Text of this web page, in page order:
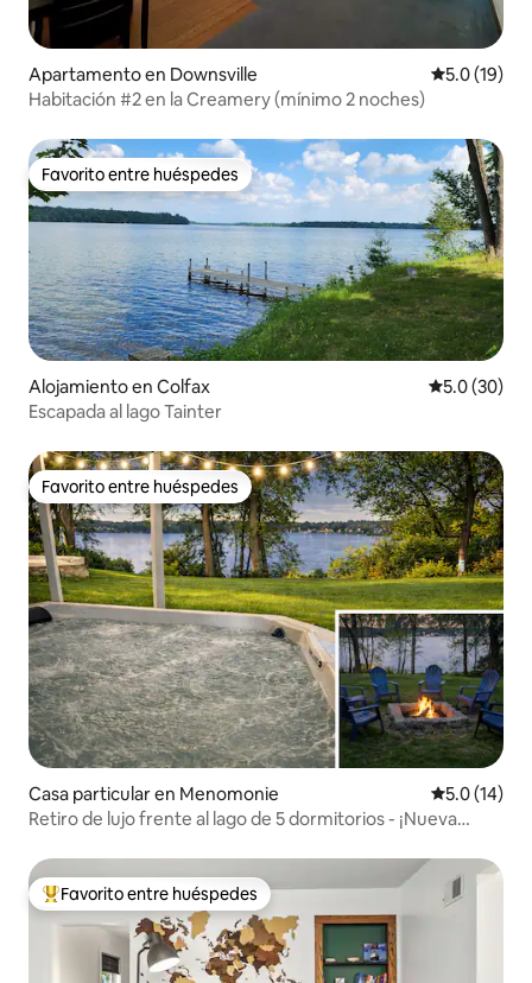
Apartamento en Downsville Calificación
5.0 (19)
Habitación #2 en la Creamery (mínimo 2 noches)
Favorito entre huéspedes
Favorito entre huéspedes
Alojamiento en Colfax Calificación
5.0 (30)
Escapada al lago Tainter
Favorito entre huéspedes
Favorito entre huéspedes
Casa particular en Menomonie Calificación
5.0 (14)
Retiro de lujo frente al lago de 5 dormitorios - ¡Nueva
Favorito entre huéspedes preferido
Favorito entre huéspedes